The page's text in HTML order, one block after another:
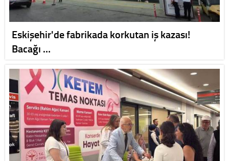
Eskişehir'de fabrikada korkutan iş kazası!
Bacağı …